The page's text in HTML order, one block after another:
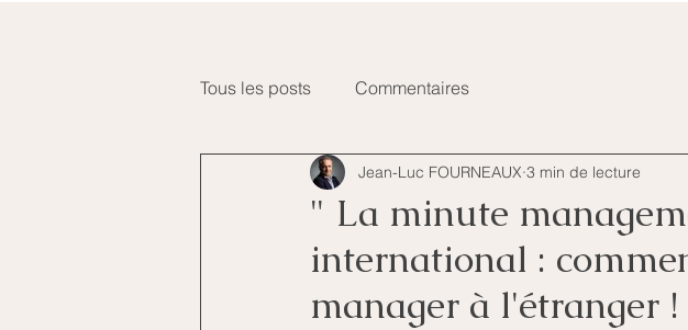
Tous les posts Commentaires
" La minute
international :
manager à l'étranger !
Jean-Luc FOURNEAUX 3 min de lecture